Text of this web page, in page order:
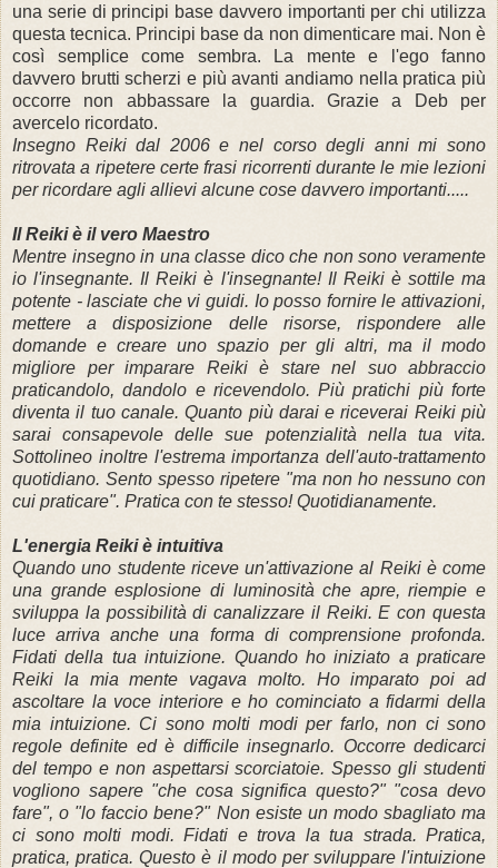
una serie di principi base davvero importanti per chi utilizza
questa tecnica. Principi base da non dimenticare mai. Non è
così semplice come sembra. La mente e l'ego fanno
davvero brutti scherzi e più avanti andiamo nella pratica più
occorre non abbassare la guardia. Grazie a Deb per
avercelo ricordato.
Insegno Reiki dal 2006 e nel corso degli anni mi sono
ritrovata a ripetere certe frasi ricorrenti durante le mie lezioni
per ricordare agli allievi alcune cose davvero importanti.....
Il Reiki è il vero Maestro
Mentre insegno in una classe dico che non sono veramente
io l'insegnante. Il Reiki è l'insegnante!Il Reiki è sottile ma
potente - lasciate che vi guidi. Io posso fornire le attivazioni,
mettere a disposizione delle risorse, rispondere alle
domande e creare uno spazio per gli altri, ma il modo
migliore per imparare Reiki è stare nel suo abbraccio
praticandolo, dandolo e ricevendolo. Più pratichi più forte
diventa il tuo canale. Quanto più darai e riceverai Reiki più
sarai consapevole delle sue potenzialità nella tua vita.
Sottolineo inoltre l'estrema importanza dell'auto-trattamento
quotidiano. Sento spesso ripetere "ma non ho nessuno con
cui praticare". Pratica con te stesso!Quotidianamente.
L'energia Reiki è intuitiva
Quando uno studente riceve un'attivazione al Reiki è come
una grande esplosione di luminosità che apre, riempie e
sviluppa la possibilità di canalizzare il Reiki.E con questa
luce arriva anche una forma di comprensione profonda.
Fidati della tua intuizione. Quando ho iniziato a praticare
Reiki la mia mente vagava molto. Ho imparato poi ad
ascoltare la voce interiore eho cominciato a fidarmi della
mia intuizione. Ci sono molti modiper farlo, non ci sono
regole definite ed è difficile insegnarlo. Occorre dedicarci
del tempo e non aspettarsi scorciatoie. Spesso gli studenti
vogliono sapere "che cosa significa questo?" "cosa devo
fare", o "lo faccio bene?" Non esiste un modo sbagliato ma
ci sono molti modi. Fidati e trova la tua strada. Pratica,
pratica, pratica.Questo è il modo per sviluppare l'intuizione